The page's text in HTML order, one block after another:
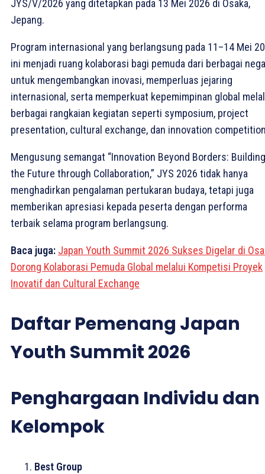
JYS/V/2026 yang ditetapkan pada 13 Mei 2026 di Osaka,
Jepang.
Program internasional yang berlangsung pada 11–14 Mei
ini menjadi ruang kolaborasi bagi pemuda dari berbagai
untuk mengembangkan inovasi, memperluas jejaring
internasional, serta memperkuat kepemimpinan global
berbagai rangkaian kegiatan seperti symposium, project
presentation, cultural exchange, dan innovation
Mengusung semangat “Innovation Beyond Borders: Building
the Future through Collaboration,” JYS 2026 tidak hanya
menghadirkan pengalaman pertukaran budaya, tetapi juga
memberikan apresiasi kepada peserta dengan performa
terbaik selama program berlangsung.
Baca juga: Japan Youth Summit 2026 Sukses Digelar di
Dorong Kolaborasi Pemuda Global melalui Kompetisi Proyek
Inovatif dan Cultural Exchange
Daftar Pemenang Japan
Youth Summit 2026
Penghargaan Individu dan
Kelompok
Best Group